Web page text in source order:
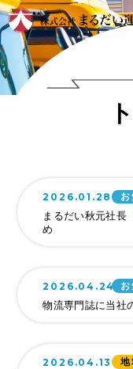
ト
2026.01.28 お
まるだい秋元社長
め
2026.04.24 お
物流専門誌に当社
2026.04.13 地